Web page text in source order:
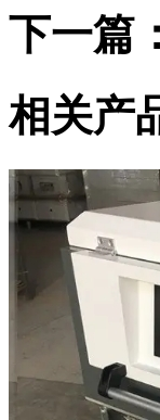
下一篇：
相关产